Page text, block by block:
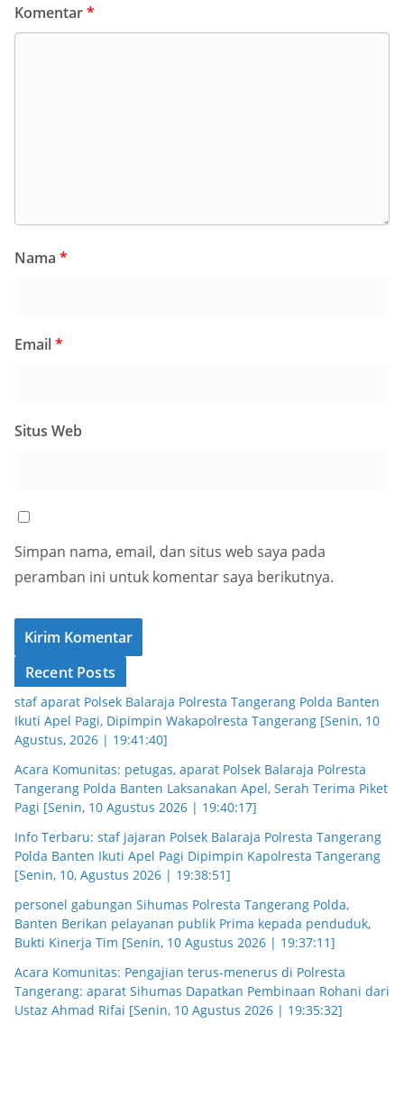
Komentar*
Nama *
Email*
Situs Web
Simpan nama, email, dan situs web saya pada
peramban ini untuk komentar saya berikutnya.
Recent Posts
staf aparat Polsek Balaraja Polresta Tangerang Polda Banten
Ikuti Apel Pagi, Dipimpin Wakapolresta Tangerang [Senin, 10
Agustus, 2026 | 19:41:40]
Acara Komunitas: petugas, aparat Polsek Balaraja Polresta
Tangerang Polda Banten Laksanakan Apel, Serah Terima Piket
Pagi [Senin, 10 Agustus 2026 | 19:40:17]
Info Terbaru: staf jajaran Polsek Balaraja Polresta Tangerang
Polda Banten Ikuti Apel Pagi Dipimpin Kapolresta Tangerang
[Senin, 10, Agustus 2026 | 19:38:51]
personel gabungan Sihumas Polresta Tangerang Polda,
Banten Berikan pelayanan publik Prima kepada penduduk,
Bukti Kinerja Tim [Senin, 10 Agustus 2026 | 19:37:11]
Acara Komunitas: Pengajian terus-menerus di Polresta
Tangerang: aparat Sihumas Dapatkan Pembinaan Rohani dari
Ustaz Ahmad Rifai [Senin, 10 Agustus 2026 | 19:35:32]